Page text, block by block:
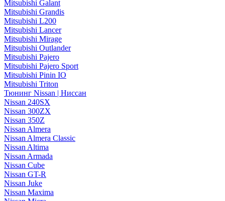
Mitsubishi Galant
Mitsubishi Grandis
Mitsubishi L200
Mitsubishi Lancer
Mitsubishi Mirage
Mitsubishi Outlander
Mitsubishi Pajero
Mitsubishi Pajero Sport
Mitsubishi Pinin IO
Mitsubishi Triton
Тюнинг Nissan | Ниссан
Nissan 240SX
Nissan 300ZX
Nissan 350Z
Nissan Almera
Nissan Almera Classic
Nissan Altima
Nissan Armada
Nissan Cube
Nissan GT-R
Nissan Juke
Nissan Maxima